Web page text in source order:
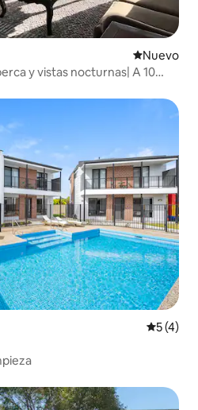
Nuevo
Nuevo
y vistas nocturnas| A 10
5 (4)